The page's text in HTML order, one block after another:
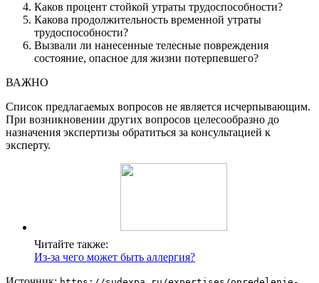
Каков процент стойкой утраты трудоспособности?
Какова продолжительность временной утраты
трудоспособности?
Вызвали ли нанесенные телесные повреждения
состояние, опасное для жизни потерпевшего?
ВАЖНО
Список предлагаемых вопросов не является исчерпывающим.
При возникновении других вопросов целесообразно до
назначения экспертизы обратиться за консультацией к
эксперту.
Читайте также:
Из-за чего может быть аллергия?